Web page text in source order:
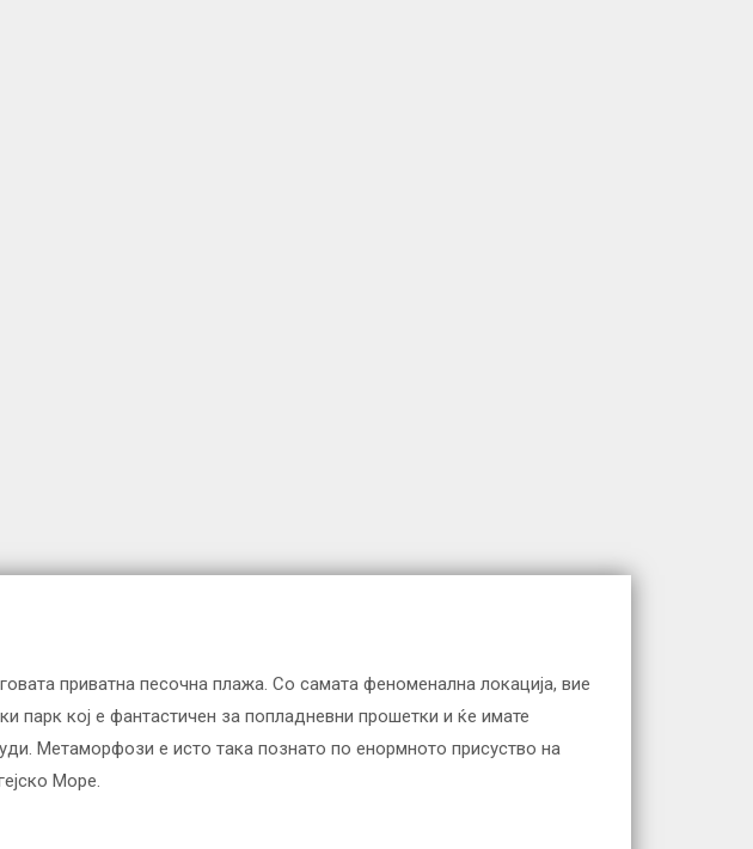
приватна песочна плажа. Со самата феноменална локација, вие
парк кој е фантастичен за попладневни прошетки и ќе имате
Метаморфози е исто така познато по енормното присуство на
Море.